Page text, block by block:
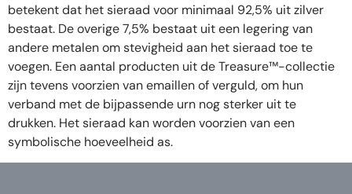
betekent dat het sieraad voor minimaal 92,5% uit zilver
bestaat. De overige 7,5% bestaat uit een legering van
andere metalen om stevigheid aan het sieraad toe te
voegen. Een aantal producten uit de Treasure™-collectie
zijn tevens voorzien van emaillen of verguld, om hun
verband met de bijpassende urn nog sterker uit te
drukken. Het sieraad kan worden voorzien van een
symbolische hoeveelheid as.